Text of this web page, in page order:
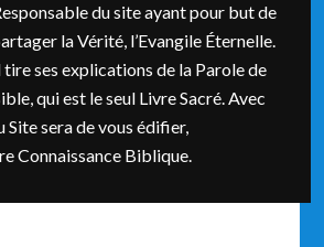
du site ayant pour but de
la Vérité, l’Evangile Éternelle.
tire ses explications de la Parole de
qui est le seul Livre Sacré. Avec
Site sera de vous édifier,
Connaissance Biblique.